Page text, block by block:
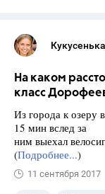
На каком
класс
Из города к озеру
15 мин вслед за
ним выехал
(Подробнее...)
11 сентября 2017